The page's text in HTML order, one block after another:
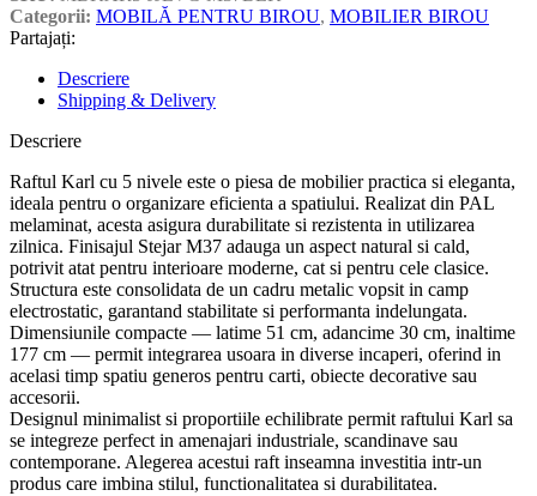
Categorii: MOBILĂ PENTRU BIROU, MOBILIER BIROU
Partajați:
Descriere
Shipping & Delivery
Descriere
Raftul Karl cu 5 nivele este o piesa de mobilier practica si eleganta,
ideala pentru o organizare eficienta a spatiului. Realizat din PAL
melaminat, acesta asigura durabilitate si rezistenta in utilizarea
zilnica. Finisajul Stejar M37 adauga un aspect natural si cald,
potrivit atat pentru interioare moderne, cat si pentru cele clasice.
Structura este consolidata de un cadru metalic vopsit in camp
electrostatic, garantand stabilitate si performanta indelungata.
Dimensiunile compacte — latime 51 cm, adancime 30 cm, inaltime
177 cm — permit integrarea usoara in diverse incaperi, oferind in
acelasi timp spatiu generos pentru carti, obiecte decorative sau
accesorii.
Designul minimalist si proportiile echilibrate permit raftului Karl sa
se integreze perfect in amenajari industriale, scandinave sau
contemporane. Alegerea acestui raft inseamna investitia intr-un
produs care imbina stilul, functionalitatea si durabilitatea.